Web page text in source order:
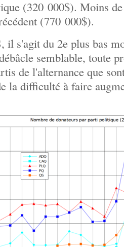
(320 000$). Moins
(770 000$).
il s'agit du 2e plus bas
semblable, toute
de l'alternance que
la difficulté à faire